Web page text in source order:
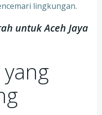
lingkungan.
untuk Aceh Jaya